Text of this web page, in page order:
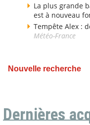
La plus grande
est à nouveau
Tempête Alex :
Météo-France
Nouvelle recherche
Dernières